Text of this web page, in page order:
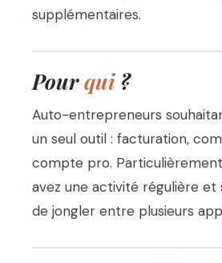
supplémentaires.
Pourqui?
Auto-entrepreneurs
un seul outil : facturation,
compte pro.
avez une activité régulière et
de jongler entre plusieurs